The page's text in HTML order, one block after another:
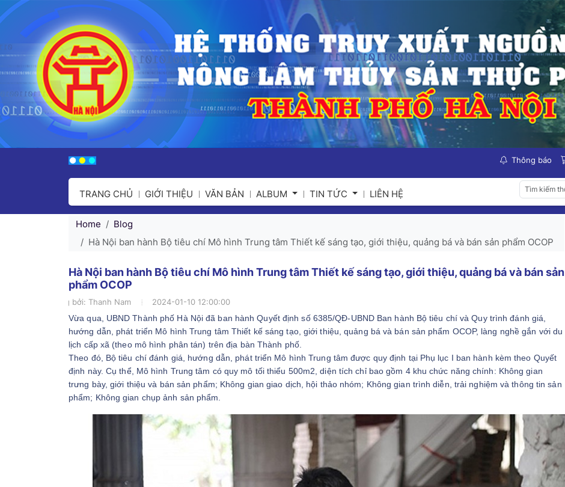
Thông báo
TRANG CHỦ GIỚI THIỆU VĂN BẢN ALBUM TIN TỨC LIÊN HỆ
Home
Blog
Hà Nội ban hành Bộ tiêu chí Mô hình Trung tâm Thiết kế sáng tạo, giới thiệu, quảng bá và bán sản phẩm OCOP
Hà Nội ban hành Bộ tiêu chí Mô hình Trung tâm Thiết kế sáng tạo, giới thiệu, quảng bá và bán sản
phẩm OCOP
Đăng bởi: Thanh Nam 2024-01-10 12:00:00
Vừa qua, UBND Thành phố Hà Nội đã ban hành Quyết định số 6385/QĐ-UBND Ban hành Bộ tiêu chí và Quy trình đánh giá,
hướng dẫn, phát triển Mô hình Trung tâm Thiết kế sáng tạo, giới thiệu, quảng bá và bán sản phẩm OCOP, làng nghề gắn với du
lịch cấp xã (theo mô hình phân tán) trên địa bàn Thành phố.
Theo đó, Bộ tiêu chí đánh giá, hướng dẫn, phát triển Mô hình Trung tâm được quy định tại Phụ lục I ban hành kèm theo Quyết
định này. Cụ thể, Mô hình Trung tâm có quy mô tối thiểu 500m2, diện tích chỉ bao gồm 4 khu chức năng chính: Không gian
trưng bày, giới thiệu và bán sản phẩm; Không gian giao dịch, hội thảo nhóm; Không gian trình diễn, trải nghiệm và thông tin sản
phẩm; Không gian chụp ảnh sản phẩm.